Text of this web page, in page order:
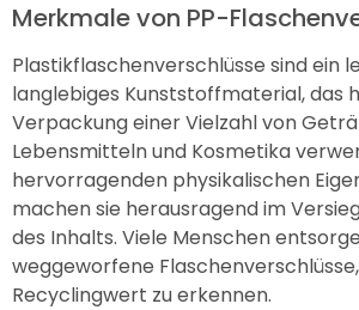
Merkmale von PP-
Plastikflaschenverschlüsse sind ein
langlebiges Kunststoffmaterial, das
Verpackung einer Vielzahl von
Lebensmitteln und Kosmetika
hervorragenden physikalischen
machen sie herausragend im
des Inhalts. Viele Menschen
weggeworfene
Recyclingwert zu erkennen.